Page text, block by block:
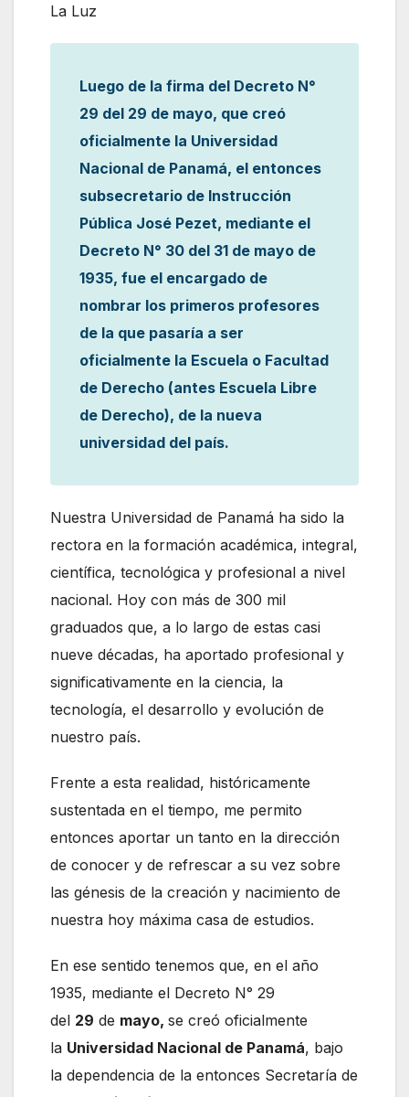
La Luz
Luego de la firma del Decreto N°
29 del 29 de mayo, que creó
oficialmente la Universidad
Nacional de Panamá, el entonces
subsecretario de Instrucción
Pública José Pezet, mediante el
Decreto N° 30 del 31 de mayo de
1935, fue el encargado de
nombrar los primeros profesores
de la que pasaría a ser
oficialmente la Escuela o Facultad
de Derecho (antes Escuela Libre
de Derecho), de la nueva
universidad del país.
Nuestra Universidad de Panamá ha sido la
rectora en la formación académica, integral,
científica, tecnológica y profesional a nivel
nacional. Hoy con más de 300 mil
graduados que, a lo largo de estas casi
nueve décadas, ha aportado profesional y
significativamente en la ciencia, la
tecnología, el desarrollo y evolución de
nuestro país.
Frente a esta realidad, históricamente
sustentada en el tiempo, me permito
entonces aportar un tanto en la dirección
de conocer y de refrescar a su vez sobre
las génesis de la creación y nacimiento de
nuestra hoy máxima casa de estudios.
En ese sentido tenemos que, en el año
1935, mediante el Decreto N° 29
del 29 de mayo, se creó oficialmente
la Universidad Nacional de Panamá, bajo
la dependencia de la entonces Secretaría de